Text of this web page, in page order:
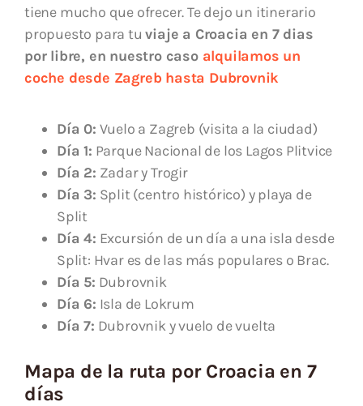
tiene mucho que ofrecer. Te dejo un itinerario
propuesto para tuviaje a Croacia en 7 dias
por libre, en nuestro caso alquilamos un
coche desde Zagreb hasta Dubrovnik
Día 0: Vuelo a Zagreb (visita a la ciudad)
Día 1: Parque Nacional de los Lagos Plitvice
Día 2: Zadar y Trogir
Día 3: Split (centro histórico) y playa de
Split
Día 4: Excursión de un día a una isla desde
Split: Hvar es de las más populares o Brac.
Día 5: Dubrovnik
Día 6: Isla de Lokrum
Día 7: Dubrovnik y vuelo de vuelta
Mapa de la ruta por Croacia en 7
días